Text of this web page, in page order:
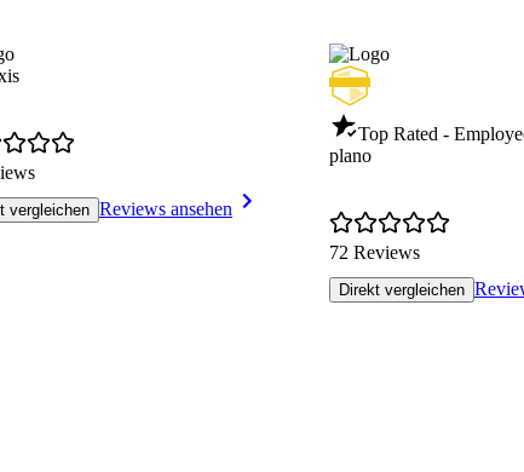
vergleichen Reviews ansehen
Top Rated -
plano
72 Reviews
Direkt vergleichen